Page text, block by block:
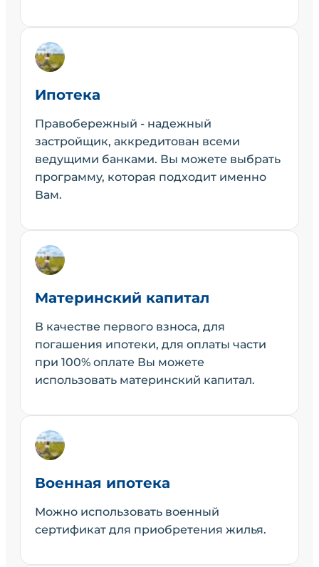
Ипотека
Правобережный - надежный
застройщик, аккредитован всеми
ведущими банками. Вы можете выбрать
программу, которая подходит именно
Вам.
Материнский капитал
В качестве первого взноса, для
погашения ипотеки, для оплаты части
при 100% оплате Вы можете
использовать материнский капитал.
Военная ипотека
Можно использовать военный
сертификат для приобретения жилья.